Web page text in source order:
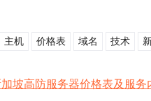
主机 价格表 域名 技术
坡高防服务器价格表及服务